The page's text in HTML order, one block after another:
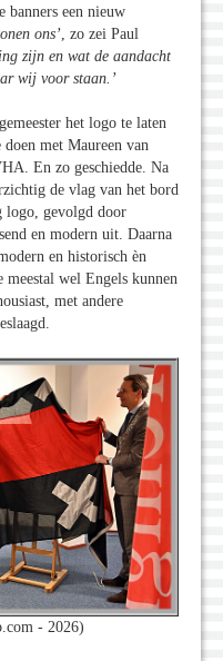
banners een nieuw
ons’, zo zei Paul
zijn en wat de aandacht
wij voor staan.’
het logo te laten
met Maureen van
En zo geschiedde. Na
de vlag van het bord
logo, gevolgd door
en modern uit. Daarna
en historisch èn
wel Engels kunnen
met andere
- 2026)